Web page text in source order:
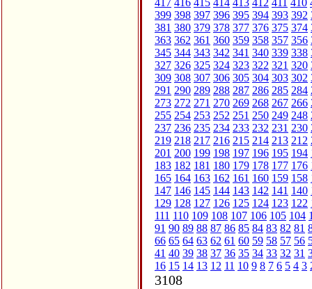
417 416 415 414 413 412 411 410
399 398 397 396 395 394 393 392
381 380 379 378 377 376 375 374
363 362 361 360 359 358 357 356
345 344 343 342 341 340 339 338
327 326 325 324 323 322 321 320
309 308 307 306 305 304 303 302
291 290 289 288 287 286 285 284
273 272 271 270 269 268 267 266
255 254 253 252 251 250 249 248
237 236 235 234 233 232 231 230
219 218 217 216 215 214 213 212
201 200 199 198 197 196 195 194
183 182 181 180 179 178 177 176
165 164 163 162 161 160 159 158
147 146 145 144 143 142 141 140
129 128 127 126 125 124 123 122
111 110 109 108 107 106 105 104
91 90 89 88 87 86 85 84 83 82 81
66 65 64 63 62 61 60 59 58 57 56
41 40 39 38 37 36 35 34 33 32 31
16 15 14 13 12 11 10 9 8 7 6 5 4 3
3108